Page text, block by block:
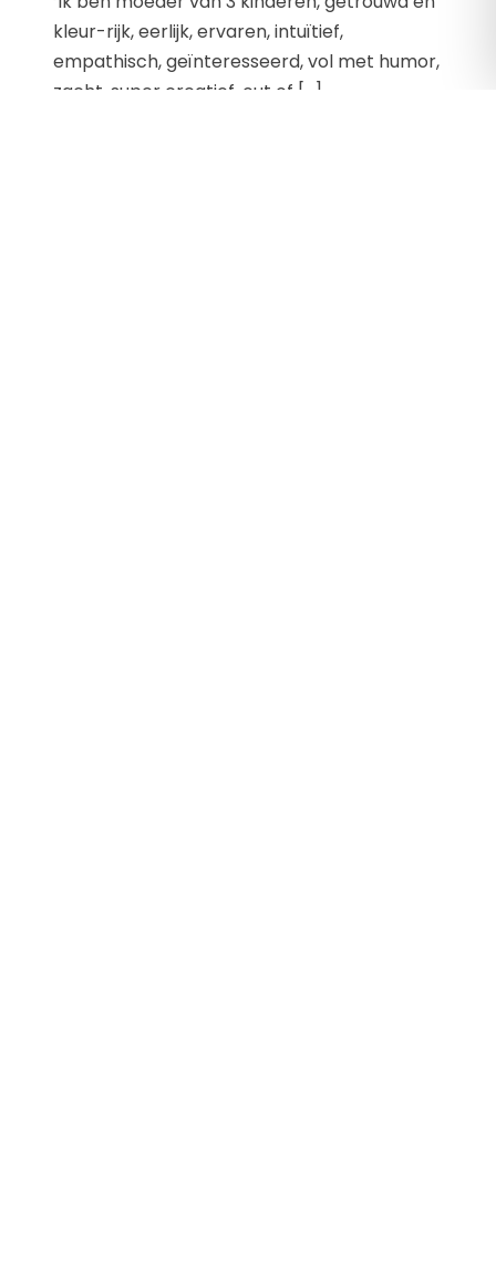
kleur-rijk, eerlijk, ervaren, intuïtief,
empathisch, geïnteresseerd, vol met humor,
zacht, super creatief, out of […]